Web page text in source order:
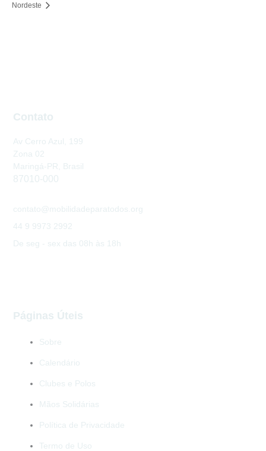
Nordeste
Páginas Úteis
Sobre
Calendário
Clubes e Polos
Mãos Solidárias
Política de Privacidade
Termo de Uso
Contato
Av Cerro Azul, 199
Zona 02
Maringá-PR, Brasil
87010-000
contato@mobilidadeparatodos.org
44 9 9973 2992
De seg - sex das 08h às 18h